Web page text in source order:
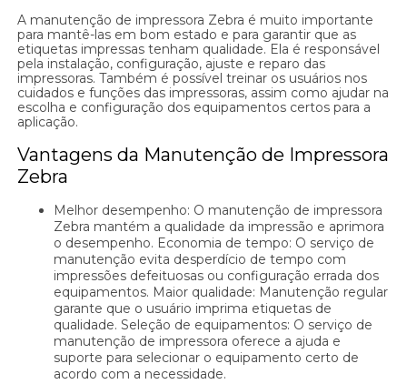
A manutenção de impressora Zebra é muito importante
para mantê-las em bom estado e para garantir que as
etiquetas impressas tenham qualidade. Ela é responsável
pela instalação, configuração, ajuste e reparo das
impressoras. Também é possível treinar os usuários nos
cuidados e funções das impressoras, assim como ajudar na
escolha e configuração dos equipamentos certos para a
aplicação.
Vantagens da Manutenção de Impressora
Zebra
Melhor desempenho: O manutenção de impressora
Zebra mantém a qualidade da impressão e aprimora
o desempenho. Economia de tempo: O serviço de
manutenção evita desperdício de tempo com
impressões defeituosas ou configuração errada dos
equipamentos. Maior qualidade: Manutenção regular
garante que o usuário imprima etiquetas de
qualidade. Seleção de equipamentos: O serviço de
manutenção de impressora oferece a ajuda e
suporte para selecionar o equipamento certo de
acordo com a necessidade.